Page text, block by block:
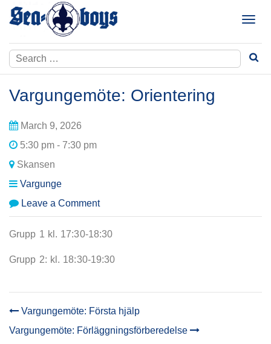
Skip
T
g
l
Search
for:
Vargungemöte: Orientering
March 9, 2026
5:30 pm - 7:30 pm
Skansen
Vargunge
Leave a Commenton
Vargungemöte:
Orientering
Grupp 1 kl. 17:30-18:30
Grupp 2: kl. 18:30-19:30
POST
NAVIGATION
Vargungemöte: Första hjälp
Vargungemöte: Förläggningsförberedelse